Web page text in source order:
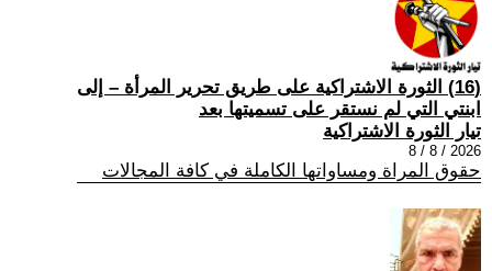
(16) الثورة الاشتراكية على طريق تحرير المرأة – إلى
ابنتي التي لم نستقر على تسميتها بعد
تيار الثورة الاشتراكية
2026 / 8 / 8
حقوق المراة ومساواتها الكاملة في كافة المجالات